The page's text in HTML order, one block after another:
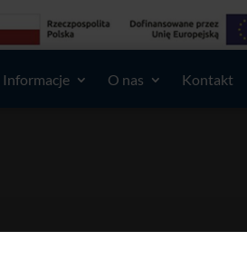
Informacje O nas Kontakt